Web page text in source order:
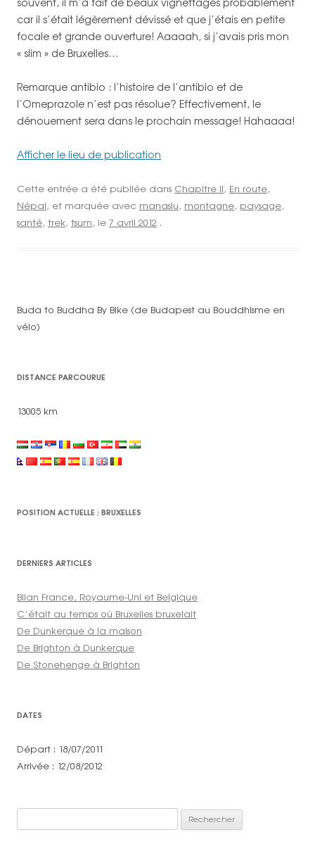
souvent, il m’a fait de beaux vignettages probablement
car il s’était légèrement dévissé et que j’étais en petite
focale et grande ouverture! Aaaaah, si j’avais pris mon
« slim » de Bruxelles…
Remarque antibio : l’histoire de l’antibio et de
l’Omeprazole n’est pas résolue? Effectivement, le
dénouement sera dans le prochain message! Hahaaaa!
Afficher le lieu de publication
Cette entrée a été publiée dans Chapitre II, En route,
Népal, et marquée avec manaslu, montagne, paysage,
santé, trek, tsum, le 7 avril 2012 .
Buda to Buddha By Bike (de Budapest au Bouddhisme en
vélo)
DISTANCE PARCOURUE
13005 km
POSITION ACTUELLE : BRUXELLES
DERNIERS ARTICLES
Bilan France, Royaume-Uni et Belgique
C’était au temps où Bruxelles bruxelait
De Dunkerque à la maison
De Brighton à Dunkerque
De Stonehenge à Brighton
DATES
Départ : 18/07/2011
Arrivée : 12/08/2012